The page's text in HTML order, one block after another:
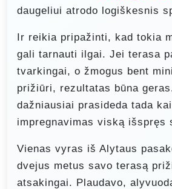
daugeliui atrodo logiškesnis
Ir reikia pripažinti, kad tokia
gali tarnauti ilgai. Jei terasa
tvarkingai, o žmogus bent
prižiūri, rezultatas būna
dažniausiai prasideda tada
impregnavimas viską išspręs
Vienas vyras iš Alytaus
dvejus metus savo terasą
atsakingai. Plaudavo,